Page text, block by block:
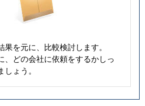
果を元に、比較検討します。
、どの会社に依頼をするかしっ
ょう。